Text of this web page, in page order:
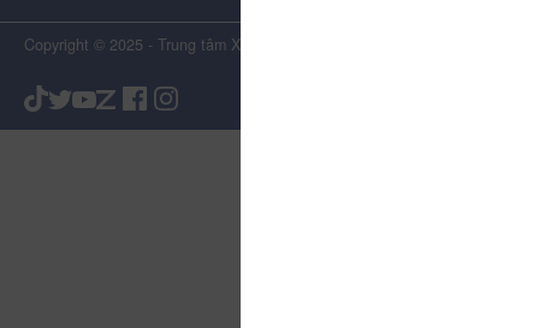
Copyright © 2025 - Trung tâm Xúc tiến Du lịch Tỉnh Lâm Đồng